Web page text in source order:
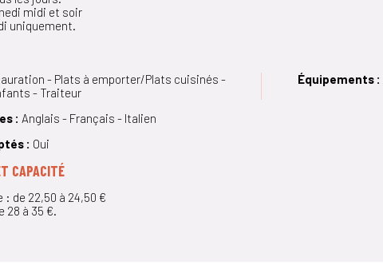
midi et soir
uniquement.
- Plats à emporter/Plats cuisinés -
- Traiteur
Équipements :
: Anglais - Français - Italien
: Oui
CAPACITÉ
: de 22,50 à 24,50 €
28 à 35 €.